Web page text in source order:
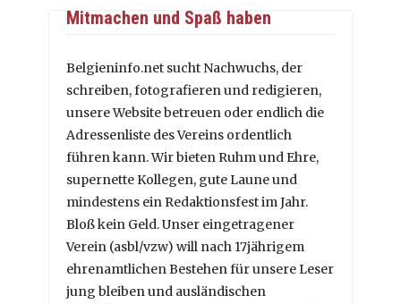
Mitmachen und Spaß haben
Belgieninfo.net sucht Nachwuchs, der
schreiben, fotografieren und redigieren,
unsere Website betreuen oder endlich die
Adressenliste des Vereins ordentlich
führen kann. Wir bieten Ruhm und Ehre,
supernette Kollegen, gute Laune und
mindestens ein Redaktionsfest im Jahr.
Bloß kein Geld. Unser eingetragener
Verein (asbl/vzw) will nach 17jährigem
ehrenamtlichen Bestehen für unsere Leser
jung bleiben und ausländischen